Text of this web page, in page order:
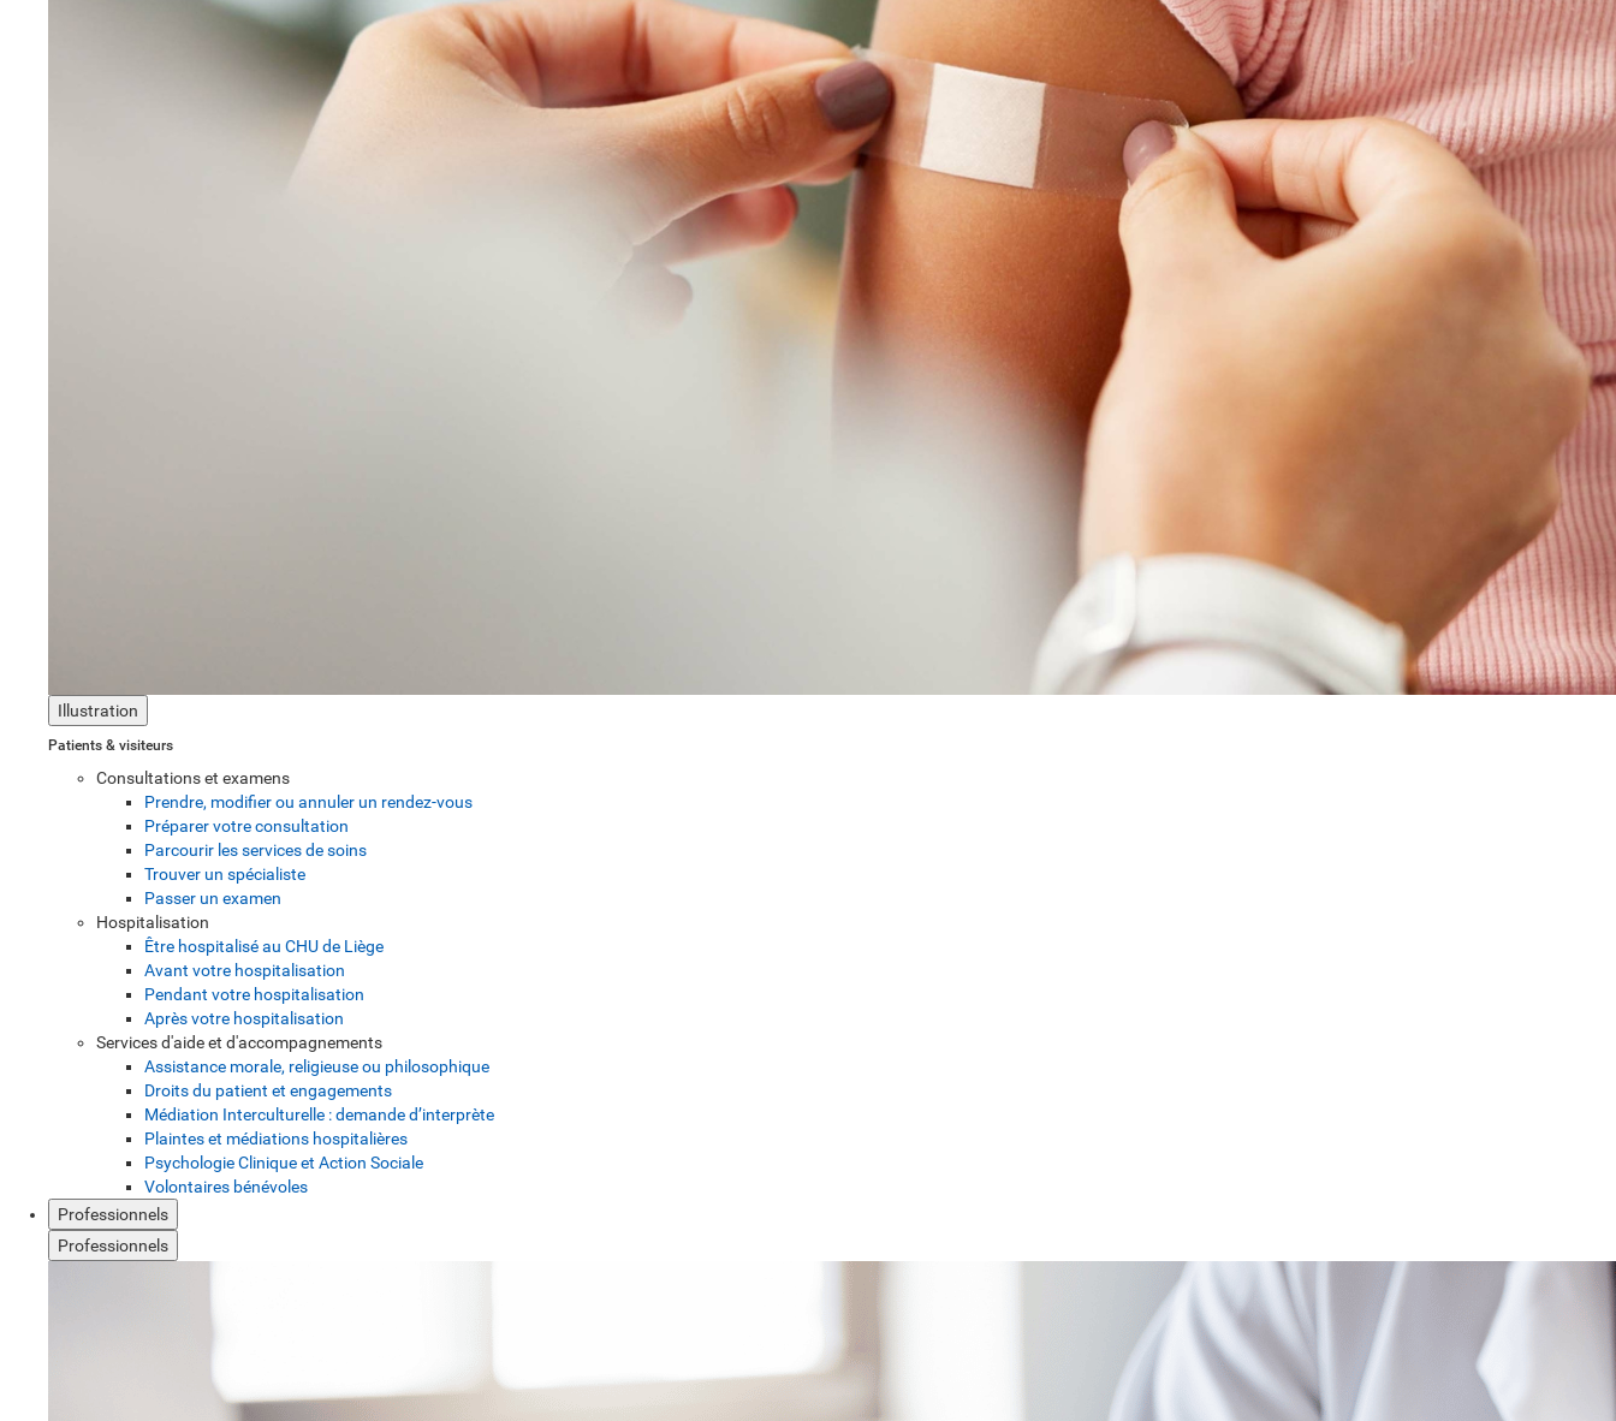
Illustration
Patients & visiteurs
Consultations et examens
Prendre, modifier ou annuler un rendez-vous
Préparer votre consultation
Parcourir les services de soins
Trouver un spécialiste
Passer un examen
Hospitalisation
Être hospitalisé au CHU de Liège
Avant votre hospitalisation
Pendant votre hospitalisation
Après votre hospitalisation
Services d'aide et d'accompagnements
Assistance morale, religieuse ou philosophique
Droits du patient et engagements
Médiation Interculturelle : demande d’interprète
Plaintes et médiations hospitalières
Psychologie Clinique et Action Sociale
Volontaires bénévoles
Professionnels
Professionnels